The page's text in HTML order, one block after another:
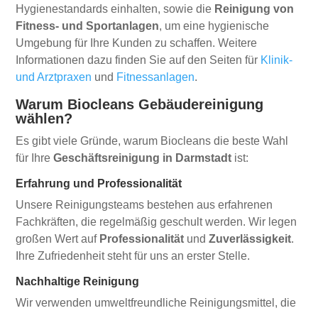
Hygienestandards einhalten, sowie die Reinigung von
Fitness- und Sportanlagen, um eine hygienische
Umgebung für Ihre Kunden zu schaffen. Weitere
Informationen dazu finden Sie auf den Seiten für Klinik-
und Arztpraxen und Fitnessanlagen.
Warum Biocleans Gebäudereinigung
wählen?
Es gibt viele Gründe, warum Biocleans die beste Wahl
für IhreGeschäftsreinigung in Darmstadt ist:
Erfahrung und Professionalität
Unsere Reinigungsteams bestehen aus erfahrenen
Fachkräften, die regelmäßig geschult werden. Wir legen
großen Wert auf Professionalität undZuverlässigkeit.
Ihre Zufriedenheit steht für uns an erster Stelle.
Nachhaltige Reinigung
Wir verwenden umweltfreundliche Reinigungsmittel, die